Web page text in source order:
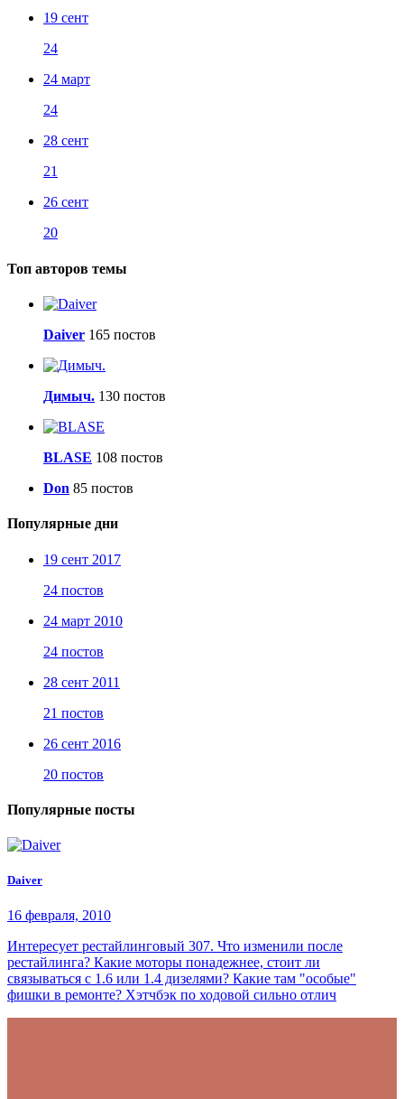
19 сент
24
24 март
24
28 сент
21
26 сент
20
Топ авторов темы
Daiver 165 постов
Димыч. 130 постов
BLASE 108 постов
Don 85 постов
Популярные дни
19 сент 2017
24 постов
24 март 2010
24 постов
28 сент 2011
21 постов
26 сент 2016
20 постов
Популярные посты
Daiver
16 февраля, 2010
Интересует рестайлинговый 307. Что изменили после
рестайлинга? Какие моторы понадежнее, стоит ли
связываться с 1.6 или 1.4 дизелями? Какие там "особые"
фишки в ремонте? Хэтчбэк по ходовой сильно отлич